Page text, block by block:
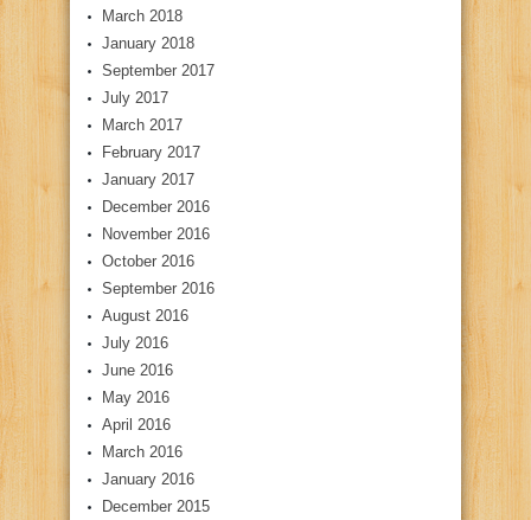
March 2018
January 2018
September 2017
July 2017
March 2017
February 2017
January 2017
December 2016
November 2016
October 2016
September 2016
August 2016
July 2016
June 2016
May 2016
April 2016
March 2016
January 2016
December 2015